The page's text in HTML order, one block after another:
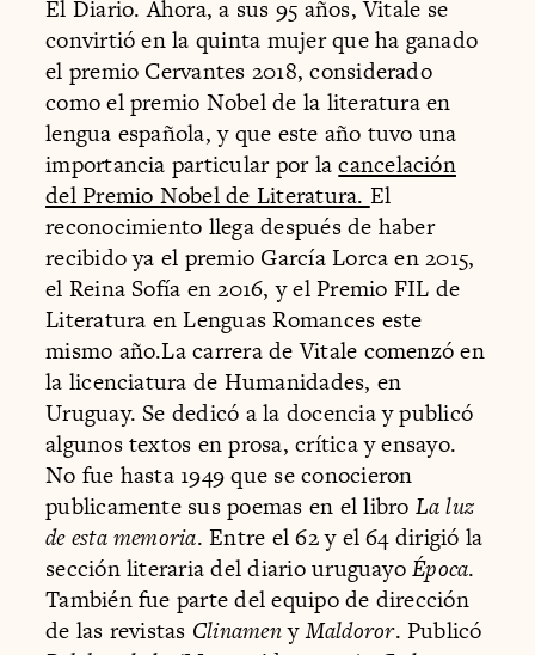
El Diario. Ahora, a sus 95 años, Vitale se
convirtió en la quinta mujer que ha ganado
el premio Cervantes 2018, considerado
como el premio Nobel de la literatura en
lengua española, y que este año tuvo una
importancia particular por lacancelación
del Premio Nobel de Literatura. El
reconocimiento llega después de haber
recibido ya el premio García Lorca en 2015,
el Reina Sofía en 2016, y el Premio FIL de
Literatura en Lenguas Romances este
mismo año.La carrera de Vitale comenzó en
la licenciatura de Humanidades, en
Uruguay. Se dedicó a la docencia y publicó
algunos textos en prosa, crítica y ensayo.
No fue hasta 1949 que se conocieron
publicamente sus poemas en el libro La luz
de esta memoria. Entre el 62 y el 64 dirigió la
sección literaria del diario uruguayoÉpoca.
También fue parte del equipo de dirección
de las revistas ClinamenyMaldoror. Publicó